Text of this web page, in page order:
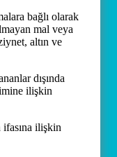
bağlı olarak
mal veya
altın ve
dışında
ilişkin
ilişkin